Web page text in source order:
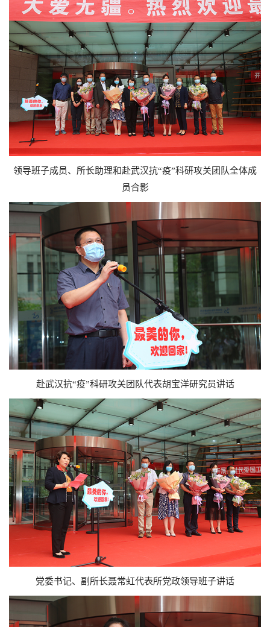
领导班子成员、所长助理和赴武汉抗“疫”科研攻关团队全体成
员合影
赴武汉抗“疫”科研攻关团队代表胡宝洋研究员讲话
党委书记、副所长聂常虹代表所党政领导班子讲话